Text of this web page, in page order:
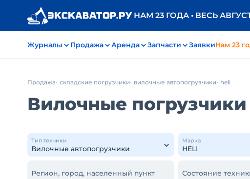
НАМ 23 ГОДА • ВЕСЬ
Журналы Продажа Аренда Запчасти ЗаявкиНам 23
Продажа складские погрузчики вилочные автопогрузчики heli
Вилочные погрузчики
Тип техники Марка
Регион, город, населенный пункт Состояние